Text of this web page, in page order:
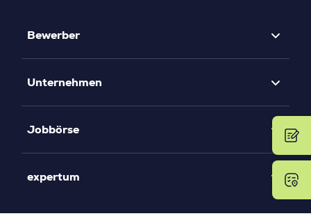
Bewerber
Unternehmen
Jobbörse
expertum